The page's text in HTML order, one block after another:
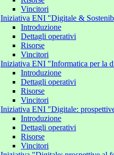
Vincitori
Iniziativa ENI "Digitale &
Introduzione
Dettagli operativi
Risorse
Vincitori
Iniziativa ENI "Informatica per la
Introduzione
Dettagli operativi
Risorse
Vincitori
Iniziativa ENI "Digitale:
Introduzione
Dettagli operativi
Risorse
Vincitori